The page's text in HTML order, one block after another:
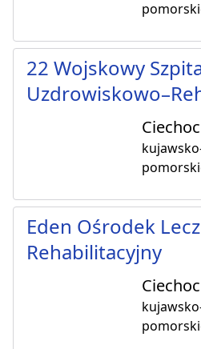
22 Wojskowy
Eden Ośrodek
Rehabilitacyjny